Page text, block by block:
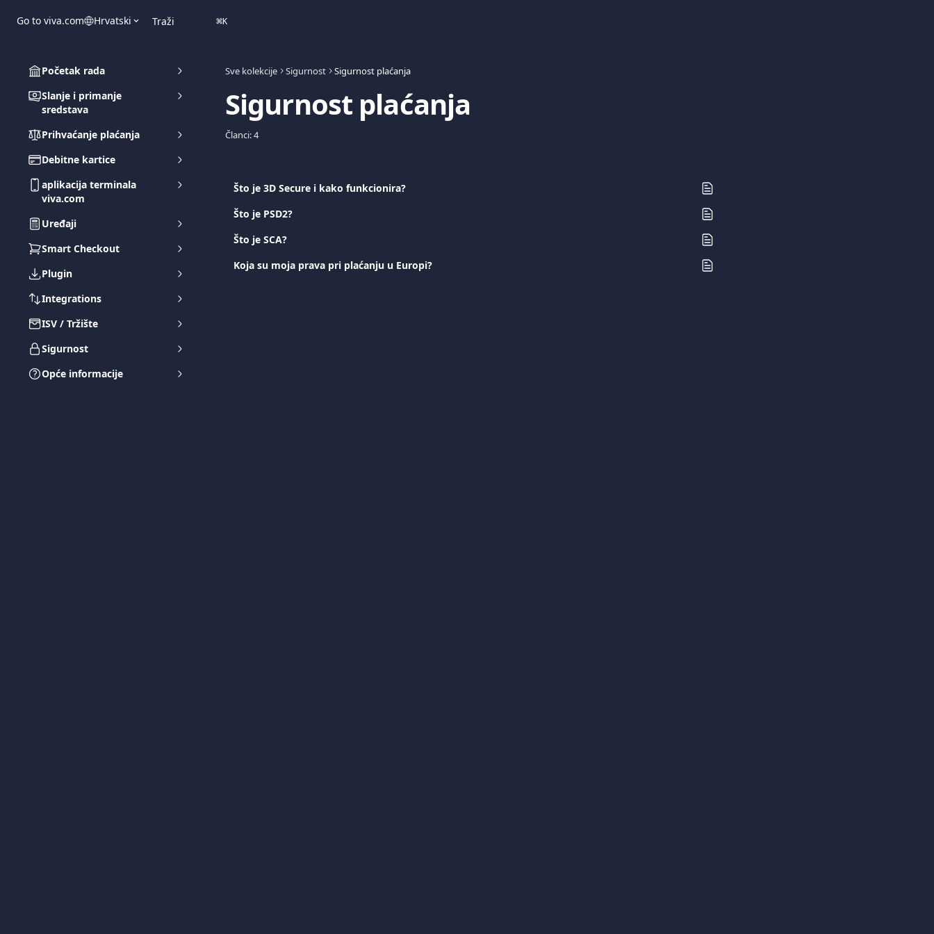
Go to viva.com Hrvatski Traži ⌘K
Početak rada
Slanje i primanje
sredstava
Prihvaćanje plaćanja
Debitne kartice
aplikacija terminala
viva.com
Uređaji
Smart Checkout
Plugin
Integrations
ISV / Tržište
Sigurnost
Opće informacije
Sve kolekcije Sigurnost Sigurnost plaćanja
Sigurnost plaćanja
Članci: 4
Što je 3D Secure i kako funkcionira?
Što je PSD2?
Što je SCA?
Koja su moja prava pri plaćanju u Europi?